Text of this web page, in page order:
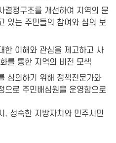
결정구조를 개선하여 지역의 문
있는 주민들의 참여와 심의 보
한 이해와 관심을 제고하고 사
를 통한 지역의 비전 모색
심의하기 위해 정책전문가와
으로 주민배심원을 운영함으로
, 성숙한 지방자치와 민주시민